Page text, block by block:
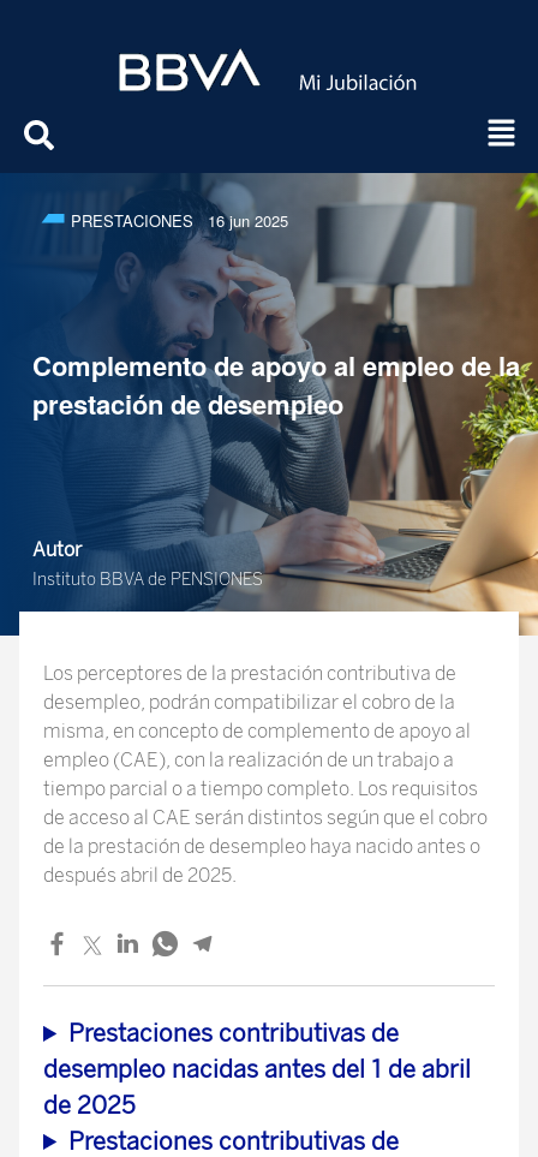
PRESTACIONES16 jun 2025
Complemento de apoyo al empleo de la
prestación de desempleo
Autor
Instituto BBVA de PENSIONES
Los perceptores de la prestación contributiva de
desempleo, podrán compatibilizar el cobro de la
misma, en concepto de complemento de apoyo al
empleo (CAE), con la realización de un trabajo a
tiempo parcial o a tiempo completo. Los requisitos
de acceso al CAE serán distintos según que el cobro
de la prestación de desempleo haya nacido antes o
después abril de 2025.
Prestaciones contributivas de
desempleo nacidas antes del 1 de abril
de 2025
Prestaciones contributivas de